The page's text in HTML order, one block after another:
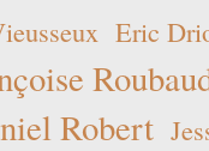
Eric
Robert